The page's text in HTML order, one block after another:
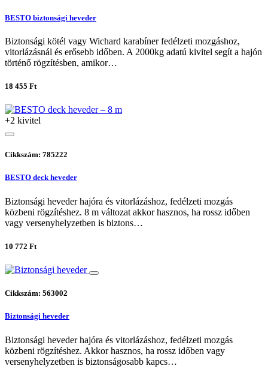
BESTO biztonsági heveder
Biztonsági kötél vagy Wichard karabíner fedélzeti mozgáshoz,
vitorlázásnál és erősebb időben. A 2000kg adatú kivitel segít a hajón
történő rögzítésben, amikor…
18 455 Ft
+2 kivitel
Cikkszám: 785222
BESTO deck heveder
Biztonsági heveder hajóra és vitorlázáshoz, fedélzeti mozgás
közbeni rögzítéshez. 8 m változat akkor hasznos, ha rossz időben
vagy versenyhelyzetben is biztons…
10 772 Ft
Cikkszám: 563002
Biztonsági heveder
Biztonsági heveder hajóra és vitorlázáshoz, fedélzeti mozgás
közbeni rögzítéshez. Akkor hasznos, ha rossz időben vagy
versenyhelyzetben is biztonságosabb kapcs…